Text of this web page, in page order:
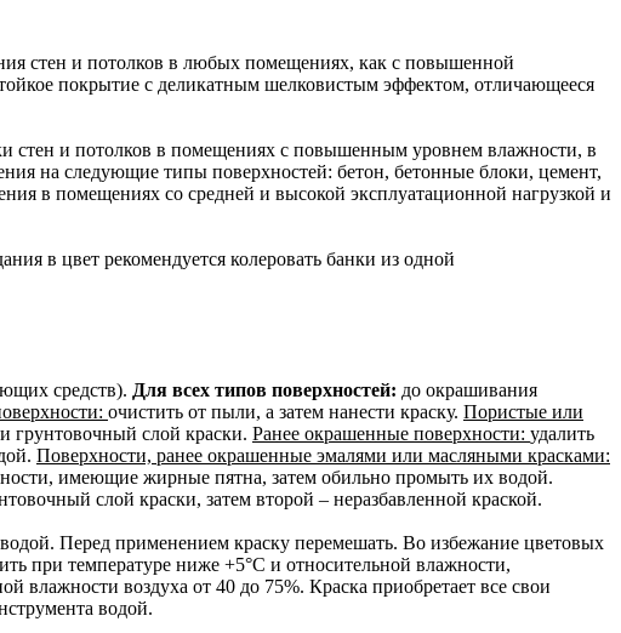
стен и потолков в любых помещениях, как с повышенной
покрытие с деликатным шелковистым эффектом, отличающееся
стен и потолков в помещениях с повышенным уровнем влажности, в
на следующие типы поверхностей: бетон, бетонные блоки, цемент,
в помещениях со средней и высокой эксплуатационной нагрузкой и
в цвет рекомендуется колеровать банки из одной
средств). Для всех типов поверхностей: до окрашивания
очистить от пыли, а затем нанести краску. Пористые или
грунтовочный слой краски. Ранее окрашенные поверхности: удалить
Поверхности, ранее окрашенные эмалями или масляными красками:
имеющие жирные пятна, затем обильно промыть их водой.
слой краски, затем второй – неразбавленной краской.
Перед применением краску перемешать. Во избежание цветовых
при температуре ниже +5°С и относительной влажности,
влажности воздуха от 40 до 75%. Краска приобретает все свои
водой.